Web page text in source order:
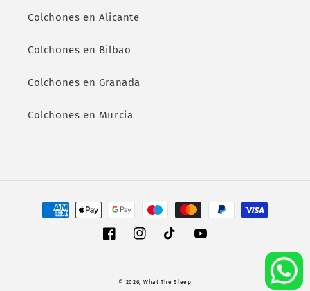
Colchones en Alicante
Colchones en Bilbao
Colchones en Granada
Colchones en Murcia
Formas
FacebookInstagramTikTokYouTube
© 2026, What The Sleep